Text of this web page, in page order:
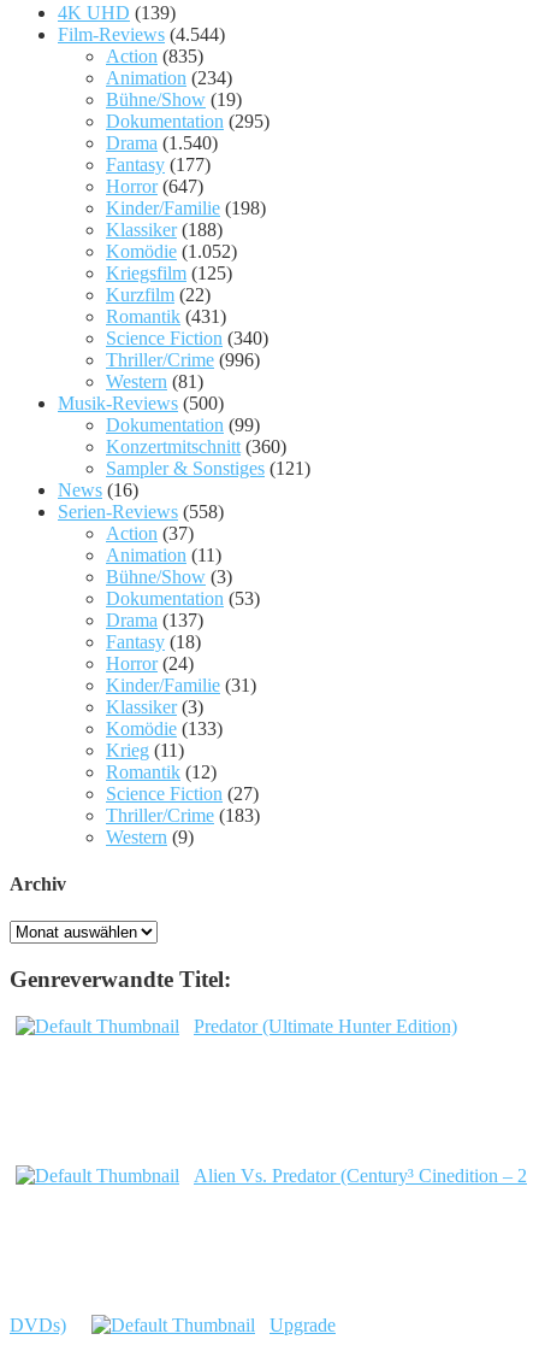
4K UHD (139)
Film-Reviews (4.544)
Action (835)
Animation (234)
Bühne/Show (19)
Dokumentation (295)
Drama (1.540)
Fantasy (177)
Horror(647)
Kinder/Familie (198)
Klassiker(188)
Komödie (1.052)
Kriegsfilm (125)
Kurzfilm (22)
Romantik (431)
Science Fiction (340)
Thriller/Crime (996)
Western (81)
Musik-Reviews (500)
Dokumentation (99)
Konzertmitschnitt (360)
Sampler & Sonstiges (121)
News (16)
Serien-Reviews (558)
Action (37)
Animation (11)
Bühne/Show (3)
Dokumentation (53)
Drama (137)
Fantasy (18)
Horror(24)
Kinder/Familie (31)
Klassiker(3)
Komödie (133)
Krieg (11)
Romantik (12)
Science Fiction (27)
Thriller/Crime (183)
Western (9)
Archiv
Archiv
Genreverwandte Titel:
Predator (Ultimate Hunter Edition)
Alien Vs. Predator (Century³ Cinedition – 2
DVDs) Upgrade